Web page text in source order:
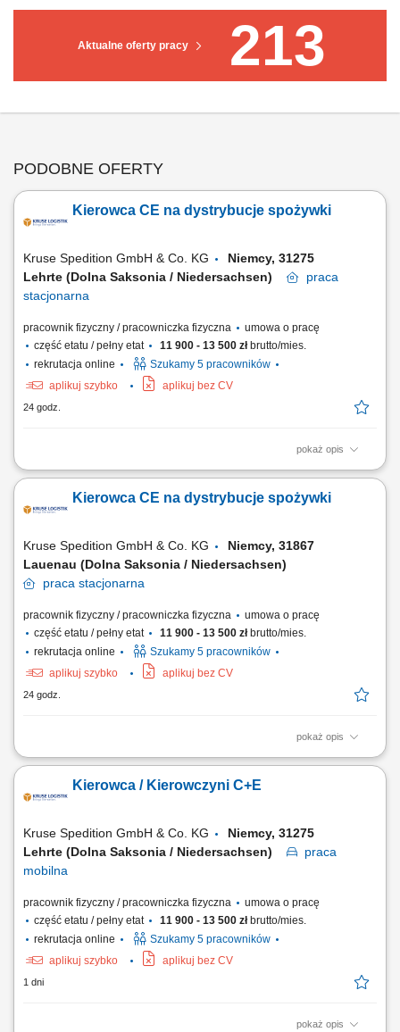
Aktualne oferty pracy 213
PODOBNE OFERTY
Kierowca CE na dystrybucje spożywki
Kruse Spedition GmbH & Co. KG
Niemcy, 31275
Lehrte (Dolna Saksonia / Niedersachsen)
praca
stacjonarna
pracownik fizyczny / pracowniczka fizyczna
umowa o pracę
część etatu / pełny etat
11 900 - 13 500 złbrutto/mies.
rekrutacja online
Szukamy 5 pracowników
aplikuj szybko
aplikuj bez CV
24 godz.
pokaż opis
KOGO POSZUKUJEMY? Kierowcy z mocnymi podstawami języka
świadectwo kwalifikacji zawodowej kierowcy (kod 95) na dystrybucje
żywności w systemie zmianowym w 31275 Lehrte / Niemcy w systemie
Kierowca CE na dystrybucje spożywki
Kruse Spedition GmbH & Co. KG
Niemcy, 31867
Lauenau (Dolna Saksonia / Niedersachsen)
praca stacjonarna
pracownik fizyczny / pracowniczka fizyczna
umowa o pracę
część etatu / pełny etat
11 900 - 13 500 złbrutto/mies.
rekrutacja online
Szukamy 5 pracowników
aplikuj szybko
aplikuj bez CV
24 godz.
pokaż opis
KOGO POSZUKUJEMY? Kierowcy z mocnymi podstawami języka
świadectwo kwalifikacji zawodowej kierowcy (kod 95) na dystrybucje
żywności w systemie zmianowym w 31275 Lehrte / Niemcy w systemie
Kierowca / Kierowczyni C+E
Kruse Spedition GmbH & Co. KG
Niemcy, 31275
Lehrte (Dolna Saksonia / Niedersachsen)
praca
mobilna
pracownik fizyczny / pracowniczka fizyczna
umowa o pracę
część etatu / pełny etat
11 900 - 13 500 złbrutto/mies.
rekrutacja online
Szukamy 5 pracowników
aplikuj szybko
aplikuj bez CV
1 dni
pokaż opis